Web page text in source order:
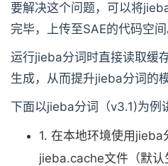
要解决这个问题，可以将
完毕，上传至SAE的代码空间
运行jieba分词时直接读取缓
生成，从而提升jieba分词的
下面以jieba分词（v3.1)为例
1. 在本地环境使用jieba
jieba.cache文件（默认